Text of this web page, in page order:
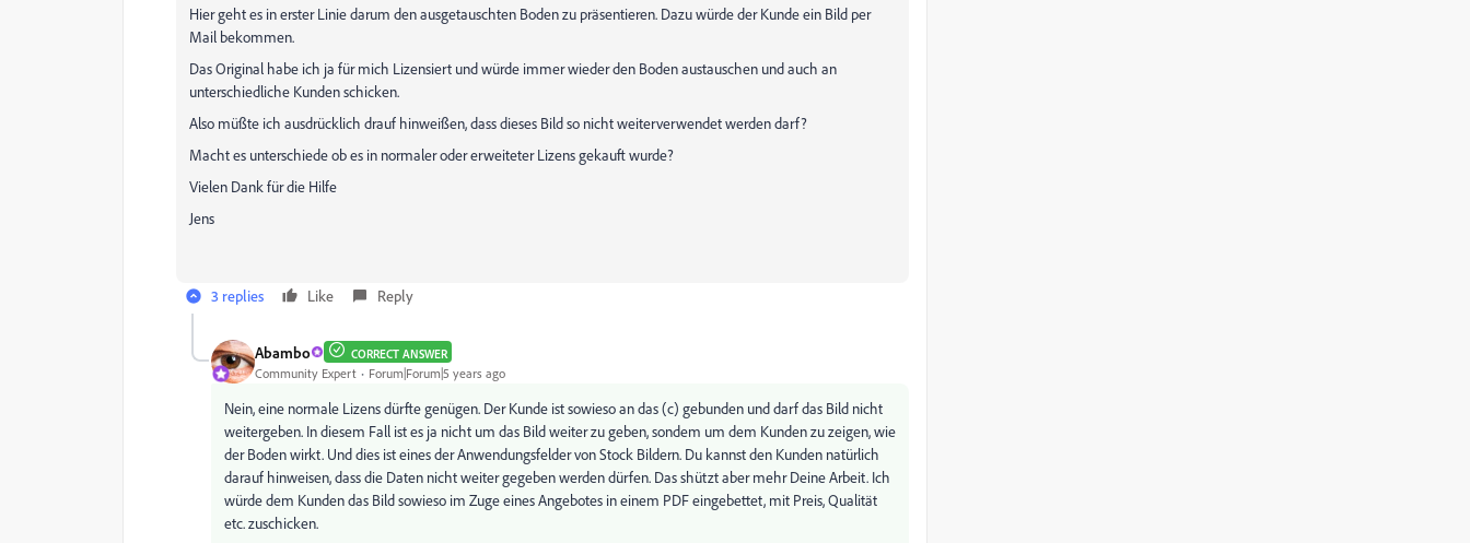
Hier geht es in erster Linie darum den ausgetauschten Boden zu präsentieren. Dazu würde der Kunde ein Bild per
Mail bekommen.
Das Original habe ich ja für mich Lizensiert und würde immer wieder den Boden austauschen und auch an
unterschiedliche Kunden schicken.
Also müßte ich ausdrücklich drauf hinweißen, dass dieses Bild so nicht weiterverwendet werden darf?
Macht es unterschiede ob es in normaler oder erweiteter Lizens gekauft wurde?
Vielen Dank für die Hilfe
Jens
3 replies Like Reply
Abambo CORRECT ANSWER
Community Expert Forum|Forum|5 years ago
Nein, eine normale Lizens dürfte genügen. Der Kunde ist sowieso an das (c) gebunden und darf das Bild nicht
weitergeben. In diesem Fall ist es ja nicht um das Bild weiter zu geben, sondem um dem Kunden zu zeigen, wie
der Boden wirkt. Und dies ist eines der Anwendungsfelder von Stock Bildern. Du kannst den Kunden natürlich
darauf hinweisen, dass die Daten nicht weiter gegeben werden dürfen. Das shützt aber mehr Deine Arbeit. Ich
würde dem Kunden das Bild sowieso im Zuge eines Angebotes in einem PDF eingebettet, mit Preis, Qualität
etc. zuschicken.